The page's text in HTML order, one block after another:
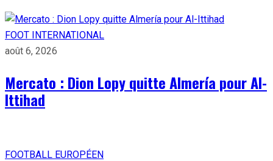
FOOT INTERNATIONAL
août 6, 2026
Mercato : Dion Lopy quitte Almería pour Al-
Ittihad
FOOTBALL EUROPÉEN